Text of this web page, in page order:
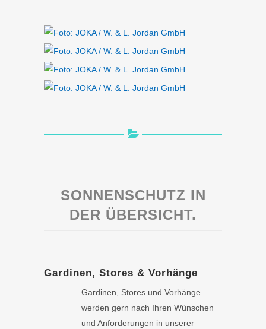
SONNENSCHUTZ IN
DER ÜBERSICHT.
Gardinen, Stores & Vorhänge
Gardinen, Stores und Vorhänge
werden gern nach Ihren Wünschen
und Anforderungen in unserer